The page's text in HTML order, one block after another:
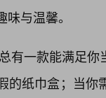
与温馨。
有一款能满足
的纸巾盒；当